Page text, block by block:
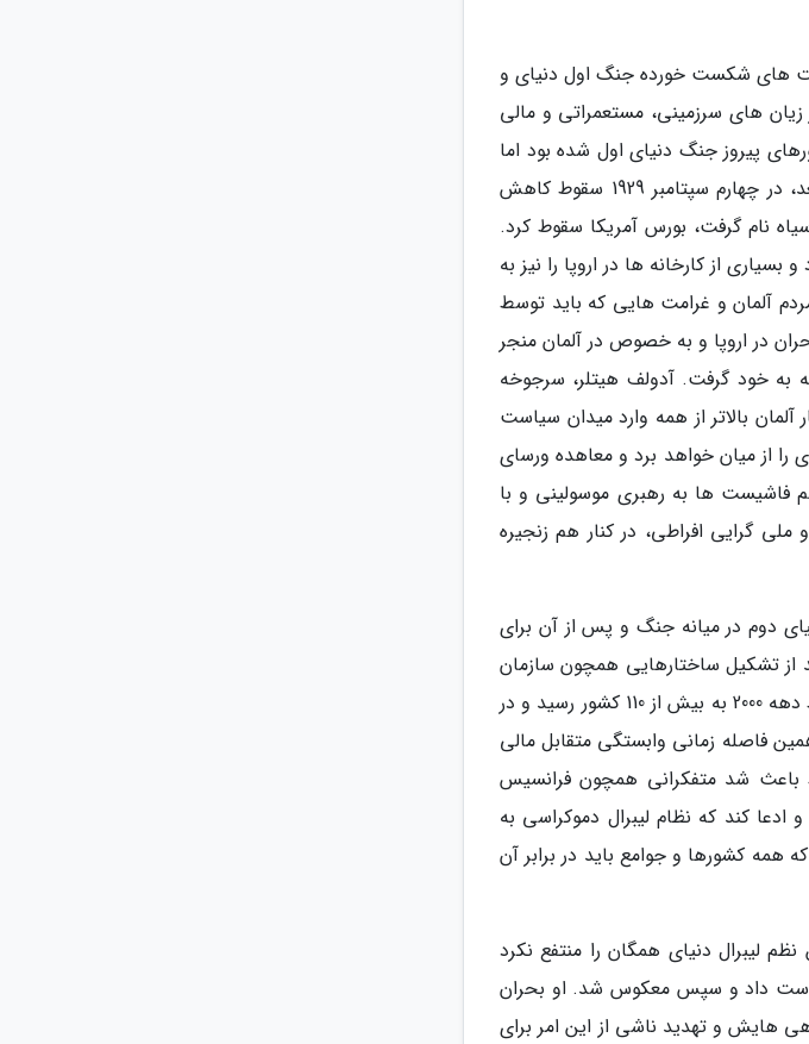
های شکست خورده جنگ اول دنیای و
های سرزمینی، مستعمراتی و مالی
پیروز جنگ دنیای اول شده بود اما
بدهی آنها به قدری سنگین بود که عملا کاری از دست شان برنمی آمد. یک دهه بعد، در چهارم سپتامبر 1929 سقوط کاهش
شد و کمی بعد در 24 اکتبر 1929 که پنجشنبه سیاه نام گرفت، بورس آمریکا سقوط کرد.
از کارخانه ها در اروپا را نیز به
آلمان و غرامت هایی که باید توسط
در اروپا و به خصوص در آلمان منجر
به خود گرفت. آدولف هیتلر، سرجوخه
بالاتر از همه وارد میدان سیاست
از میان خواهد برد و معاهده ورسای
فاشیست ها به رهبری موسولینی و با
گرایی افراطی، در کنار هم زنجیره
دوم در میانه جنگ و پس از آن برای
از تشکیل ساختارهایی همچون سازمان
ملل، شورای امنیت و... خود را نشان داد و تعداد دموکراسی ها از 35 کشور تا اواسط دهه 2000 به بیش از 110 کشور رسید و در
فاصله زمانی وابستگی متقابل مالی
درصد رشد کرد. این شرایط باعث شد متفکرانی همچون فرانسیس
نظریه انتها تاریخ را مطرح و ادعا کند که نظام لیبرال دموکراسی به
کشورها و جوامع باید در برابر آن
لیبرال دنیای همگان را منتفع نکرد
توانش را از دست داد و سپس معکوس شد. او بحران
بدهی هایش و تهدید ناشی از این امر برای